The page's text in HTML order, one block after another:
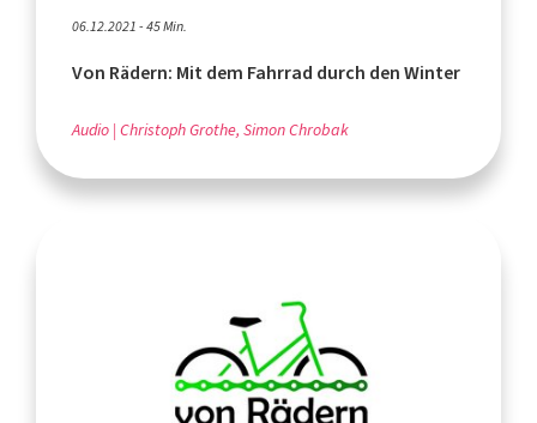
06.12.2021 - 45 Min.
Von Rädern: Mit dem Fahrrad durch den Winter
Audio Christoph Grothe, Simon Chrobak